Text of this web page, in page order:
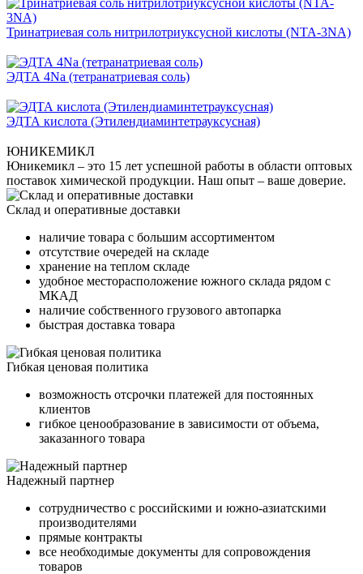
Тринатриевая соль нитрилотриуксусной кислоты (NTA-3NA)
ЭДТА 4Na (тетранатриевая соль)
ЭДТА кислота (Этилендиаминтетрауксусная)
ЮНИКЕМИКЛ
Юникемикл – это 15 лет успешной работы в области оптовых
поставок химической продукции. Наш опыт – ваше доверие.
Склад и оперативные доставки
наличие товара с большим ассортиментом
отсутствие очередей на складе
хранение на теплом складе
удобное месторасположение южного склада рядом с
МКАД
наличие собственного грузового автопарка
быстрая доставка товара
Гибкая ценовая политика
возможность отсрочки платежей для постоянных
клиентов
гибкое ценообразование в зависимости от объема,
заказанного товара
Надежный партнер
сотрудничество с российскими и южно-азиатскими
производителями
прямые контракты
все необходимые документы для сопровождения
товаров